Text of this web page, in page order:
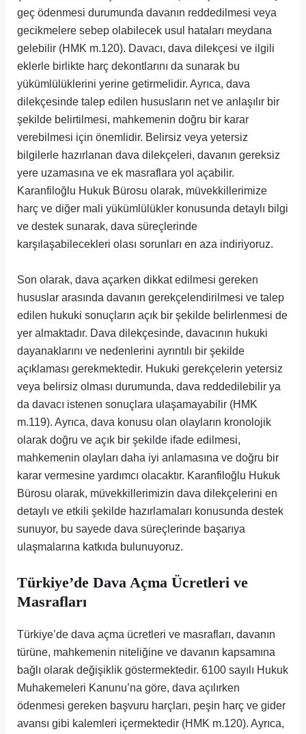
geç ödenmesi durumunda davanın reddedilmesi veya
gecikmelere sebep olabilecek usul hataları meydana
gelebilir (HMK m.120). Davacı, dava dilekçesi ve ilgili
eklerle birlikte harç dekontlarını da sunarak bu
yükümlülüklerini yerine getirmelidir. Ayrıca, dava
dilekçesinde talep edilen hususların net ve anlaşılır bir
şekilde belirtilmesi, mahkemenin doğru bir karar
verebilmesi için önemlidir. Belirsiz veya yetersiz
bilgilerle hazırlanan dava dilekçeleri, davanın gereksiz
yere uzamasına ve ek masraflara yol açabilir.
Karanfiloğlu Hukuk Bürosu olarak, müvekkillerimize
harç ve diğer mali yükümlülükler konusunda detaylı bilgi
ve destek sunarak, dava süreçlerinde
karşılaşabilecekleri olası sorunları en aza indiriyoruz.
Son olarak, dava açarken dikkat edilmesi gereken
hususlar arasında davanın gerekçelendirilmesi ve talep
edilen hukuki sonuçların açık bir şekilde belirlenmesi de
yer almaktadır. Dava dilekçesinde, davacının hukuki
dayanaklarını ve nedenlerini ayrıntılı bir şekilde
açıklaması gerekmektedir. Hukuki gerekçelerin yetersiz
veya belirsiz olması durumunda, dava reddedilebilir ya
da davacı istenen sonuçlara ulaşamayabilir (HMK
m.119). Ayrıca, dava konusu olan olayların kronolojik
olarak doğru ve açık bir şekilde ifade edilmesi,
mahkemenin olayları daha iyi anlamasına ve doğru bir
karar vermesine yardımcı olacaktır. Karanfiloğlu Hukuk
Bürosu olarak, müvekkillerimizin dava dilekçelerini en
detaylı ve etkili şekilde hazırlamaları konusunda destek
sunuyor, bu sayede dava süreçlerinde başarıya
ulaşmalarına katkıda bulunuyoruz.
Türkiye’de Dava Açma Ücretleri ve
Masrafları
Türkiye’de dava açma ücretleri ve masrafları, davanın
türüne, mahkemenin niteliğine ve davanın kapsamına
bağlı olarak değişiklik göstermektedir. 6100 sayılı Hukuk
Muhakemeleri Kanunu’na göre, dava açılırken
ödenmesi gereken başvuru harçları, peşin harç ve gider
avansı gibi kalemleri içermektedir (HMK m.120). Ayrıca,